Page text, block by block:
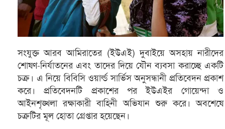
সংযুক্ত আরব আমিরাতের (ইউএই) দুবাইয়ে অসহায় নারীদের
শোষণ-নির্যাতনের এবং তাদের দিয়ে যৌন ব্যবসা করাচ্ছে একটি
চক্র। এ নিয়ে বিবিসি ওয়ার্ল্ড সার্ভিস অনুসন্ধানী প্রতিবেদন প্রকাশ
করে। প্রতিবেদনটি প্রকাশের পর ইউএইর গোয়েন্দা ও
আইনশৃঙ্খলা রক্ষাকারী বাহিনী অভিযান শুরু করে। অবশেষে
চক্রটির মূল হোতা গ্রেপ্তার হয়েছেন।